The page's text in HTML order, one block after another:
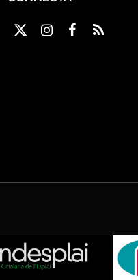
X
InstagramFacebook
RSS